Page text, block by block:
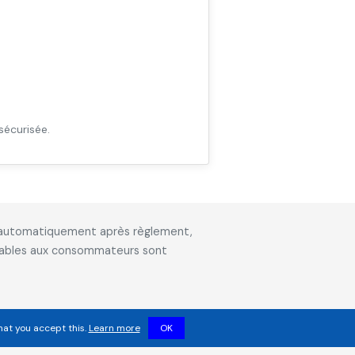
après règlement,
aux consommateurs sont
you accept this.Learn more OK